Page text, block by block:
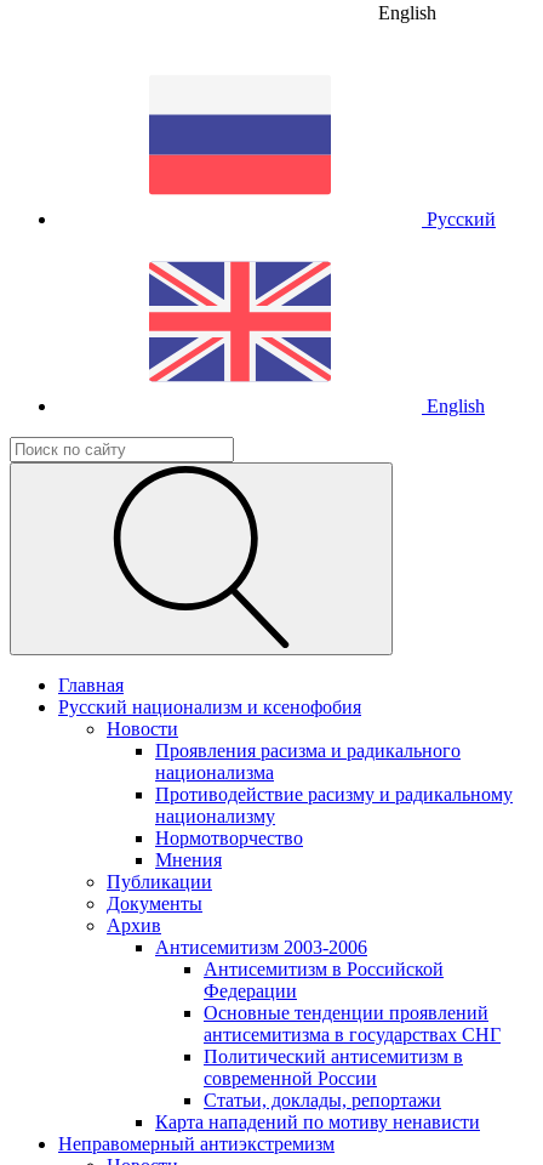
English
Русский
English
Главная
Русский национализм и ксенофобия
Новости
Проявления расизма и радикального
национализма
Противодействие расизму и радикальному
национализму
Нормотворчество
Мнения
Публикации
Документы
Архив
Антисемитизм 2003-2006
Антисемитизм в Российской
Федерации
Основные тенденции проявлений
антисемитизма в государствах СНГ
Политический антисемитизм в
современной России
Статьи, доклады, репортажи
Карта нападений по мотиву ненависти
Неправомерный антиэкстремизм